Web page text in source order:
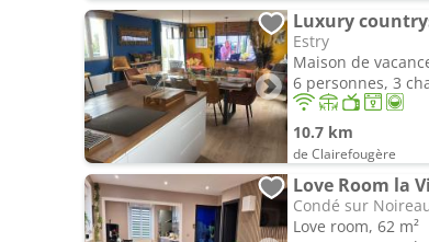
Luxury
Estry
Maison de
6 personnes, 3
10.7 km
de Clairefougère
Love Room la
Condé sur
Love room, 62 m²